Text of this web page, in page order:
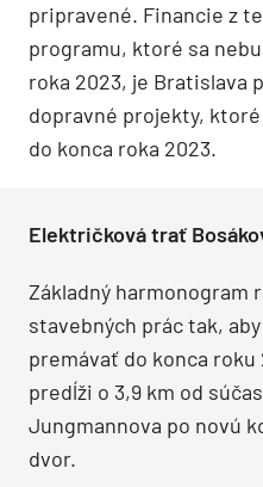
pripravené. Financie z
programu, ktoré sa
roka 2023, je Bratislava
dopravné projekty,
do konca roka 2023.
Električková trať
Základný harmonogram
stavebných prác tak,
premávať do konca
predĺži o 3,9 km od
Jungmannova po novú
dvor.